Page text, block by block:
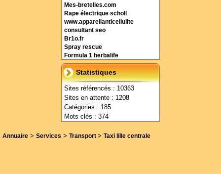
Mes-bretelles.com
Rape électrique scholl
www.appareilanticellulite
consultant seo
Br1o.fr
Spray rescue
Formula 1 herbalife
Statistiques
Sites référencés : 10363
Sites en attente : 1208
Catégories : 185
Mots clés : 374
Annuaire > Services > Transport > Taxi lille centrale